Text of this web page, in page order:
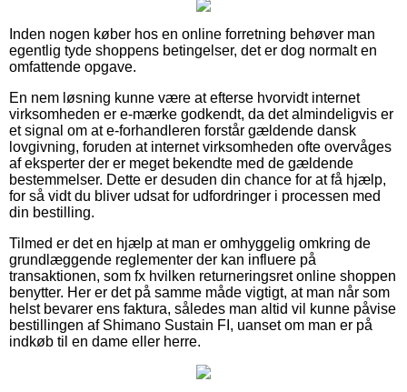
Inden nogen køber hos en online forretning behøver man
egentlig tyde shoppens betingelser, det er dog normalt en
omfattende opgave.
En nem løsning kunne være at efterse hvorvidt internet
virksomheden er e-mærke godkendt, da det almindeligvis er
et signal om at e-forhandleren forstår gældende dansk
lovgivning, foruden at internet virksomheden ofte overvåges
af eksperter der er meget bekendte med de gældende
bestemmelser. Dette er desuden din chance for at få hjælp,
for så vidt du bliver udsat for udfordringer i processen med
din bestilling.
Tilmed er det en hjælp at man er omhyggelig omkring de
grundlæggende reglementer der kan influere på
transaktionen, som fx hvilken returneringsret online shoppen
benytter. Her er det på samme måde vigtigt, at man når som
helst bevarer ens faktura, således man altid vil kunne påvise
bestillingen af Shimano Sustain FI, uanset om man er på
indkøb til en dame eller herre.